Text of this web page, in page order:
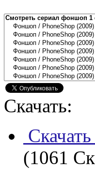
Скачать:
(1061